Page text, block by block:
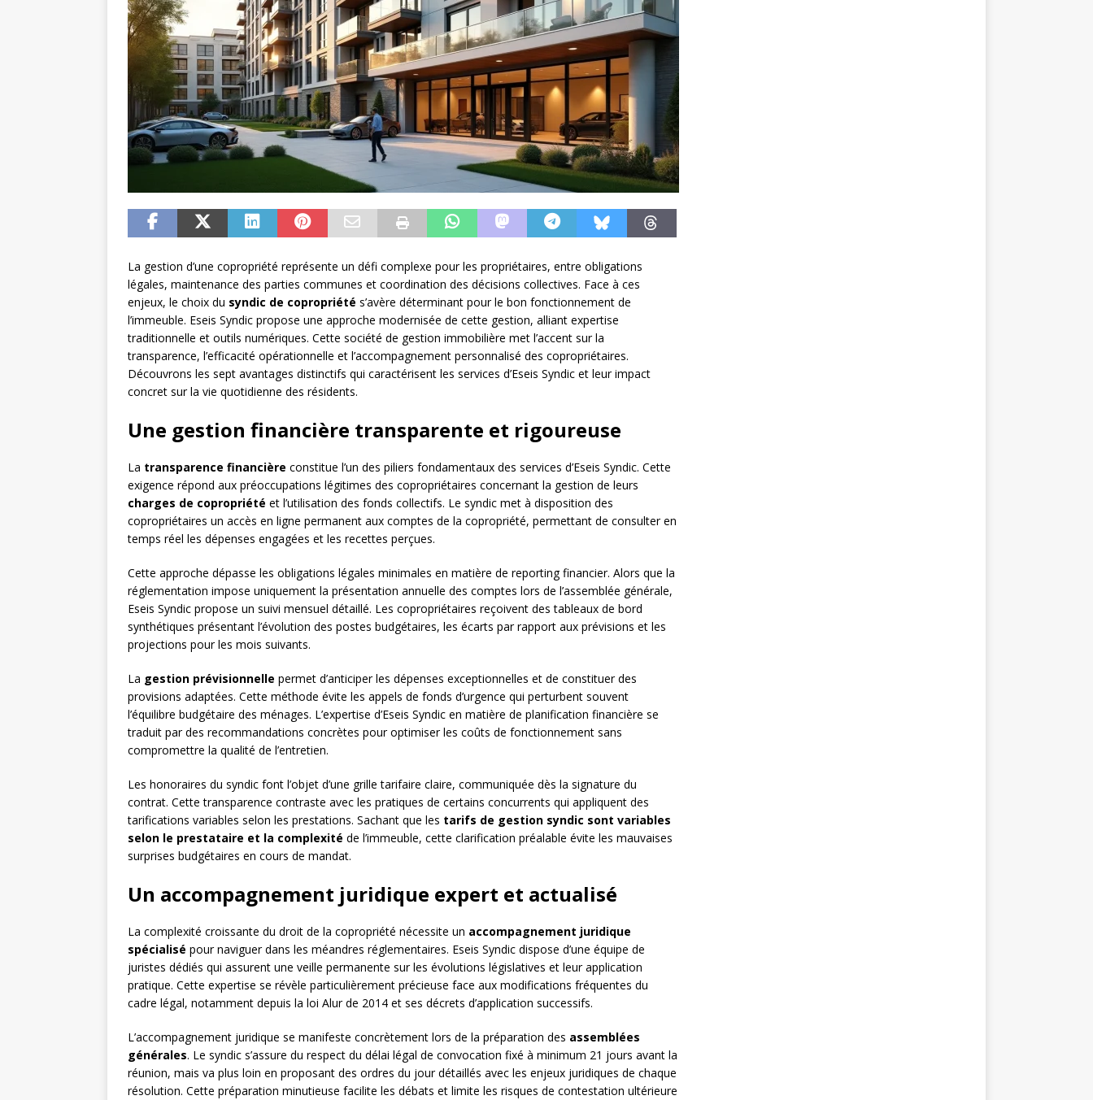
La gestion d’une copropriété représente un défi complexe pour les propriétaires, entre obligations
légales, maintenance des parties communes et coordination des décisions collectives. Face à ces
enjeux, le choix du syndic de copropriété s’avère déterminant pour le bon fonctionnement de
l’immeuble. Eseis Syndic propose une approche modernisée de cette gestion, alliant expertise
traditionnelle et outils numériques. Cette société de gestion immobilière met l’accent sur la
transparence, l’efficacité opérationnelle et l’accompagnement personnalisé des copropriétaires.
Découvrons les sept avantages distinctifs qui caractérisent les services d’Eseis Syndic et leur impact
concret sur la vie quotidienne des résidents.
Une gestion financière transparente et rigoureuse
La transparence financière constitue l’un des piliers fondamentaux des services d’Eseis Syndic. Cette
exigence répond aux préoccupations légitimes des copropriétaires concernant la gestion de leurs
charges de copropriété et l’utilisation des fonds collectifs. Le syndic met à disposition des
copropriétaires un accès en ligne permanent aux comptes de la copropriété, permettant de consulter en
temps réel les dépenses engagées et les recettes perçues.
Cette approche dépasse les obligations légales minimales en matière de reporting financier. Alors que la
réglementation impose uniquement la présentation annuelle des comptes lors de l’assemblée générale,
Eseis Syndic propose un suivi mensuel détaillé. Les copropriétaires reçoivent des tableaux de bord
synthétiques présentant l’évolution des postes budgétaires, les écarts par rapport aux prévisions et les
projections pour les mois suivants.
La gestion prévisionnelle permet d’anticiper les dépenses exceptionnelles et de constituer des
provisions adaptées. Cette méthode évite les appels de fonds d’urgence qui perturbent souvent
l’équilibre budgétaire des ménages. L’expertise d’Eseis Syndic en matière de planification financière se
traduit par des recommandations concrètes pour optimiser les coûts de fonctionnement sans
compromettre la qualité de l’entretien.
Les honoraires du syndic font l’objet d’une grille tarifaire claire, communiquée dès la signature du
contrat. Cette transparence contraste avec les pratiques de certains concurrents qui appliquent des
tarifications variables selon les prestations. Sachant que les tarifs de gestion syndic sont variables
selon le prestataire et la complexité de l’immeuble, cette clarification préalable évite les mauvaises
surprises budgétaires en cours de mandat.
Un accompagnement juridique expert et actualisé
La complexité croissante du droit de la copropriété nécessite un accompagnement juridique
spécialisé pour naviguer dans les méandres réglementaires. Eseis Syndic dispose d’une équipe de
juristes dédiés qui assurent une veille permanente sur les évolutions législatives et leur application
pratique. Cette expertise se révèle particulièrement précieuse face aux modifications fréquentes du
cadre légal, notamment depuis la loi Alur de 2014 et ses décrets d’application successifs.
L’accompagnement juridique se manifeste concrètement lors de la préparation des assemblées
générales. Le syndic s’assure du respect du délai légal de convocation fixé à minimum 21 jours avant la
réunion, mais va plus loin en proposant des ordres du jour détaillés avec les enjeux juridiques de chaque
résolution. Cette préparation minutieuse facilite les débats et limite les risques de contestation ultérieure